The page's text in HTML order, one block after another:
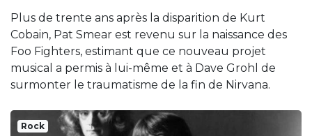
Plus de trente ans après la disparition de Kurt
Cobain, Pat Smear est revenu sur la naissance des
Foo Fighters, estimant que ce nouveau projet
musical a permis à lui-même et à Dave Grohl de
surmonter le traumatisme de la fin de Nirvana.
Rock